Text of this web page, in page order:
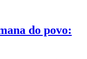
do povo: